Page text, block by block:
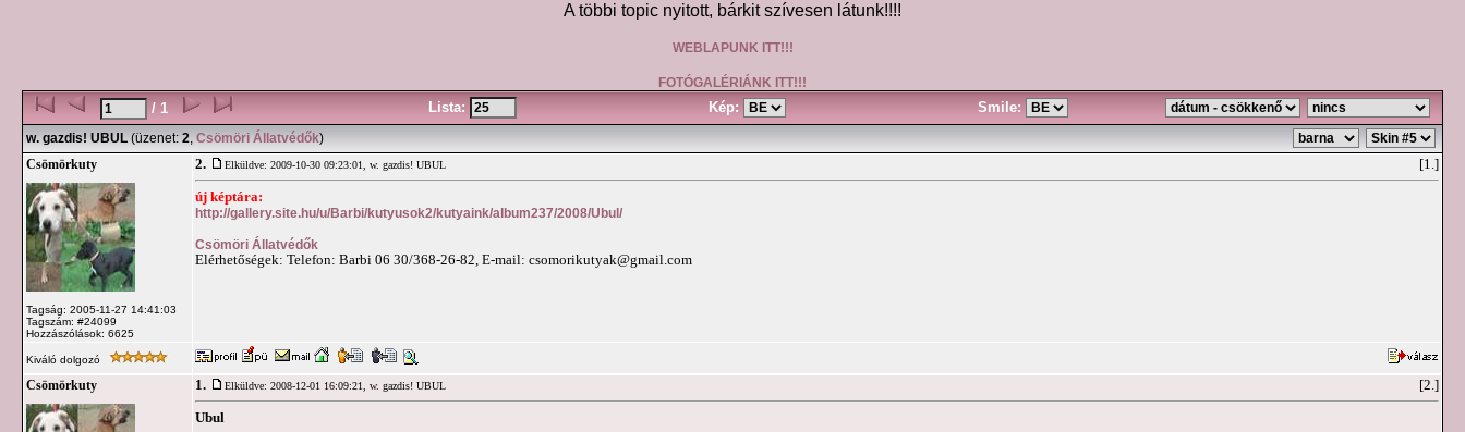
A többi topic nyitott, bárkit szívesen látunk!!!!
WEBLAPUNK ITT!!!
FOTÓGALÉRIÁNK ITT!!!
/ 1 Lista: Kép: Smile:
w. gazdis! UBUL (üzenet: 2, Csömöri Állatvédők)
Csömörkuty
Tagság: 2005-11-27 14:41:03
Tagszám: #24099
Hozzászólások: 6625
2. Elküldve: 2009-10-30 09:23:01, w. gazdis! UBUL [1.]
új képtára:
http://gallery.site.hu/u/Barbi/kutyusok2/kutyaink/album237/2008/Ubul/
Csömöri Állatvédők
Elérhetőségek: Telefon: Barbi 06 30/368-26-82, E-mail: csomorikutyak@gmail.com
Kiváló dolgozó
Csömörkuty 1. Elküldve: 2008-12-01 16:09:21, w. gazdis! UBUL [2.]
Ubul